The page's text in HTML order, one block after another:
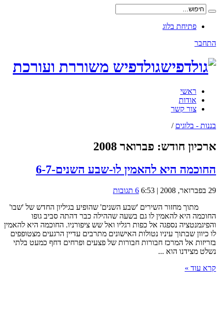
פתיחת בלוג
התחבר
גולדפיש משוררת ועורכת
ראשי
אודות
צור קשר
בננות - בלוגים /
ארכיון חודש: פברואר 2008
החוכמה היא להאמין לו-שבע השנים-6-7
29 בפברואר, 2008 | 6:53
6 תגובות
מתוך מחזור השירים 'שבע השנים' שהופיע בגיליון החדש של 'שבו'
החוכמה היא להאמין לו גם בשעה שההילה כבר דהתה סביב גופו
והפיגמנטציה נספגה אל כפות רגליו ואל שש ציפורניו. החוכמה היא להאמין
לו כיוון שבתוך עיניו נטולות האישונים מתרבים עדיין הרגעים מצטופפים
בזריזות אל המרכז חבורות חבורות של פצעים ופרחים דחף כמעט בלתי
נשלט מצידנו הוא ...
קרא עוד »